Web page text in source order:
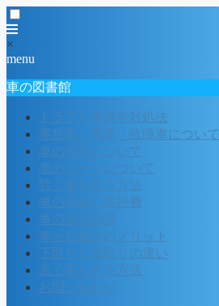
×
menu
車の図書館
トラブル事例や対処法
事故車・廃車・故障車について
車の保険について
車のローンについて
賢く車を買う方法
車の税金と維持費
車の基礎知識
車一括査定のメリット
下取りと買取りの違い
高く車を売る方法
お問い合わせ